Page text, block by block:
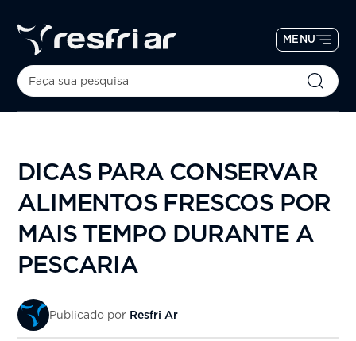
MENU
DICAS PARA CONSERVAR
ALIMENTOS FRESCOS POR
MAIS TEMPO DURANTE A
PESCARIA
Publicado por Resfri Ar